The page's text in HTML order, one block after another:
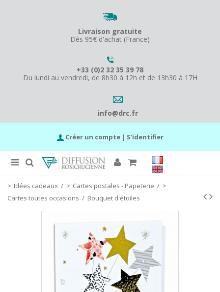
Livraison gratuite
Dès 95€ d'achat (France)
+33 (0)2 32 35 39 78
Du lundi au vendredi, de 8h30 à 12h et de 13h30 à 17H
info@drc.fr
Créer un compte | S'identifier
Idées cadeaux / Cartes postales - Papeterie /
Cartes toutes occasions / Bouquet d'étoiles